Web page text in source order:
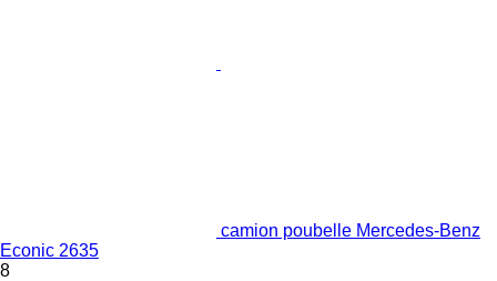
camion poubelle Mercedes-Benz
Econic 2635
8